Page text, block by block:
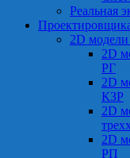
Реальная
2D
2D
РГ
2D
КЗР
2D
2D
РП